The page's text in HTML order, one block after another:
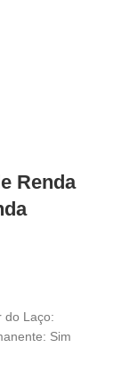
Renda
do Laço:
Sim